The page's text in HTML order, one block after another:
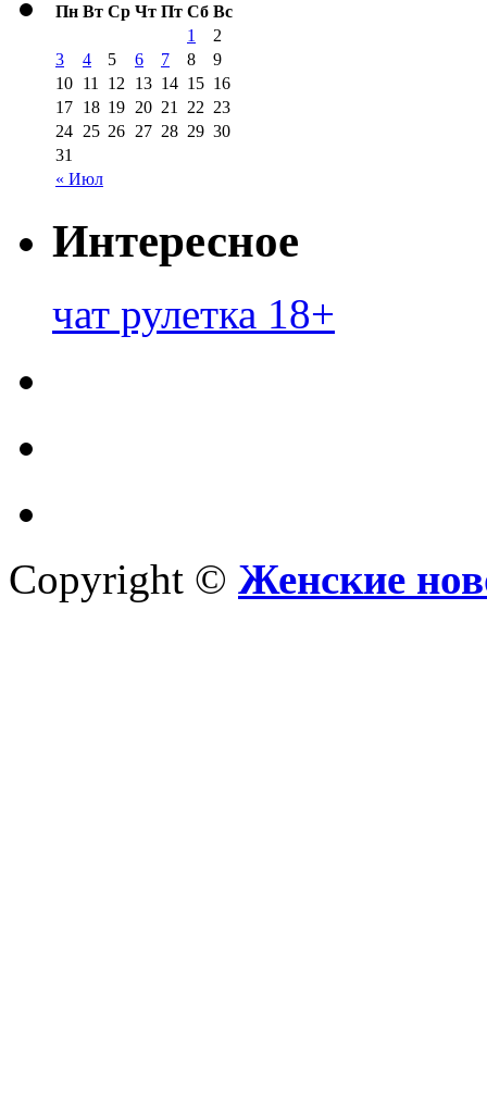
Пн Вт Ср Чт Пт Сб Вс
« Июл
1
2
3
4 5 6 7 8
9
10 11 12 13 14 15 16
17 18 19 20 21 22 23
24 25 26 27 28 29 30
31
Интересное
чат рулетка 18+
Copyright © Женские